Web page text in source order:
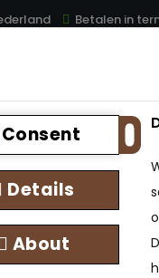
Betalen in
Plein 40-45 B.V.
Consent
Details
About